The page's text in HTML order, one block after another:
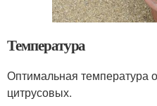
Температура
Оптимальная температура
цитрусовых.